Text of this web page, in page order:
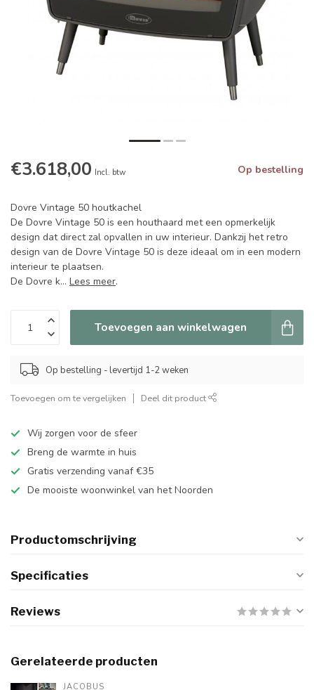
€3.618,00 Incl. btw Op bestelling
Dovre Vintage 50 houtkachel
De Dovre Vintage 50 is een houthaard met een opmerkelijk
design dat direct zal opvallen in uw interieur. Dankzij het retro
design van de Dovre Vintage 50 is deze ideaal om in een modern
interieur te plaatsen.
De Dovre k... Lees meer.
Toevoegen aan winkelwagen
Op bestelling - levertijd 1-2 weken
Toevoegen om te vergelijken Deel dit product
Wij zorgen voor de sfeer
Breng de warmte in huis
Gratis verzending vanaf €35
De mooiste woonwinkel van het Noorden
Productomschrijving
Specificaties
Reviews
Gerelateerde producten
JACOBUS